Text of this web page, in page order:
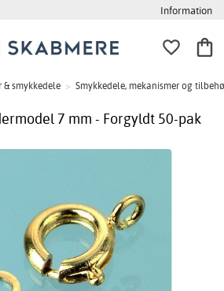
Information
& smykkedele > Smykkedele, mekanismer og
7 mm - Forgyldt 50-pak